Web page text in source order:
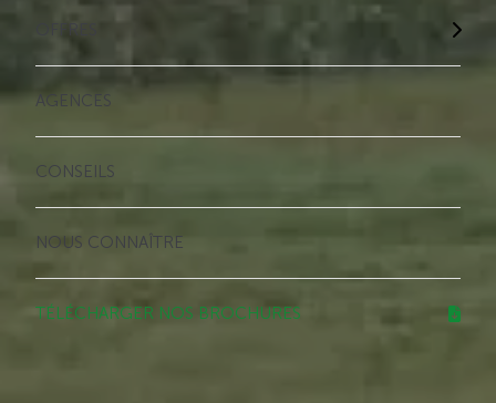
OFFRES
AGENCES
CONSEILS
NOUS CONNAÎTRE
TÉLÉCHARGER NOS BROCHURES